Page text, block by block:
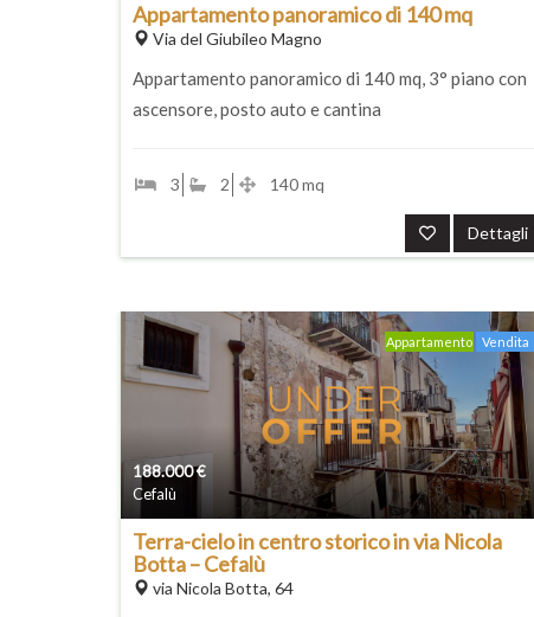
Appartamento panoramico di 140 mq
Via del Giubileo Magno
Appartamento panoramico di 140 mq, 3° piano con
ascensore, posto auto e cantina
3 2 140 mq
Dettagli
188.000€
Cefalù
Vendita
Appartamento
Terra-cielo in centro storico in via Nicola
Botta – Cefalù
via Nicola Botta, 64